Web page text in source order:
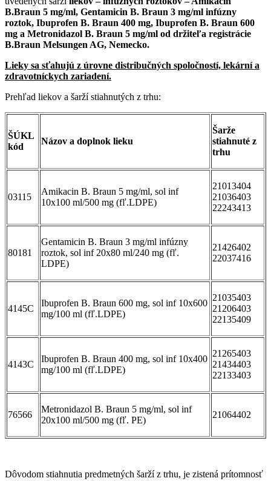
B.Braun 5 mg/ml, Gentamicin B. Braun 3 mg/ml infúzny
roztok, Ibuprofen B. Braun 400 mg, Ibuprofen B. Braun 600
mg a Metronidazol B. Braun 5 mg/ml od držiteľa registrácie
B.Braun Melsungen AG, Nemecko.
Lieky sa sťahujú z úrovne distribučných spoločností, lekární a
zdravotníckych zariadení.
Prehľad liekov a šarží stiahnutých z trhu:
ŠÚKL
kód
Názov a doplnok lieku
Šarže
stiahnuté z
trhu
03115
Amikacin B. Braun 5 mg/ml, sol inf
10x100 ml/500 mg (fľ.LDPE)
21013404
21036403
22243413
80181
Gentamicin B. Braun 3 mg/ml infúzny
roztok, sol inf 20x80 ml/240 mg (fľ.
LDPE)
21426402
22037416
4145C
Ibuprofen B. Braun 600 mg, sol inf 10x600
mg/100 ml (fľ.LDPE)
21035403
21206403
22135409
4143C
Ibuprofen B. Braun 400 mg, sol inf 10x400
mg/100 ml (fľ.LDPE)
21265403
21434403
22133403
76566
Metronidazol B. Braun 5 mg/ml, sol inf
20x100 ml/500 mg (fľ. PE)
21064402
Dôvodom stiahnutia predmetných šarží z trhu, je zistená prítomnosť